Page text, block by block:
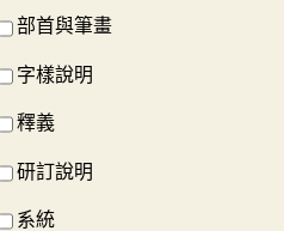
部首與筆畫
字樣說明
釋義
研訂說明
系統